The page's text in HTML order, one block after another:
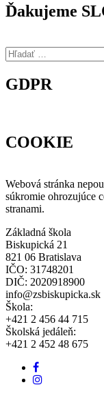
Ďakujeme
Hľadať:
GDPR
COOKIE
Webová stránka
súkromie ohrozujúce
stranami.
Základná škola
Biskupická 21
821 06 Bratislava
IČO: 31748201
DIČ: 2020918900
info@zsbiskupicka.sk
Škola:
+421 2 456 44 715
Školská jedáleň:
+421 2 452 48 675
Facebook
odkaz
Instagram